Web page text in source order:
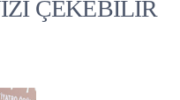
ÇEKEBİLİR